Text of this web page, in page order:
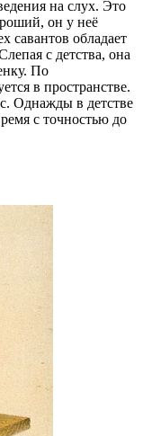
на слух. Это
он у неё
савантов обладает
с детства, она
По
в пространстве.
Однажды в детстве
с точностью до